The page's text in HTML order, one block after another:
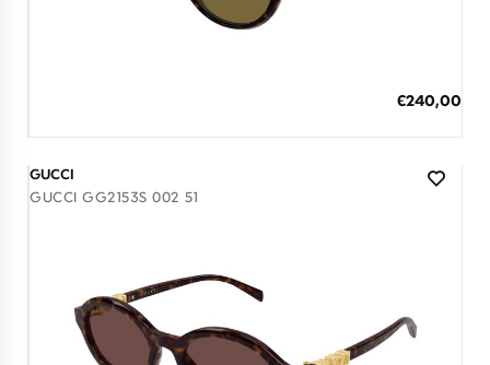
Ειδική
€240,00
GUCCI
GUCCI GG2153S 002 51